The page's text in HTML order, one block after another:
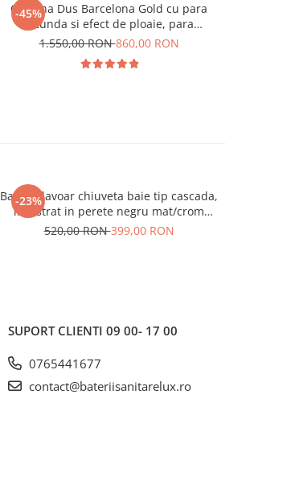
-45%
Coloana Dus Barcelona Gold cu para
rotunda si efect de ploaie, para
ajustabila pe inaltime
1.550,00 RON860,00 RON
-23%
Baterie lavoar chiuveta baie tip cascada,
incastrat in perete negru mat/crom
lucios
520,00 RON399,00 RON
SUPORT CLIENTI 09 00- 17 00
0765441677
contact@bateriisanitarelux.ro